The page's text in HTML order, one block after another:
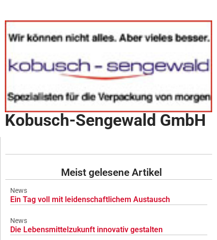
Kobusch-Sengewald GmbH
Meist gelesene Artikel
News
Ein Tag voll mit leidenschaftlichem Austausch
News
Die Lebensmittelzukunft innovativ gestalten